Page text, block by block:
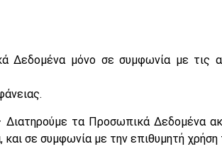
Δεδομένα μόνο σε συμφωνία με τις
Διατηρούμε τα Προσωπικά Δεδομένα
σε συμφωνία με την επιθυμητή χρήση